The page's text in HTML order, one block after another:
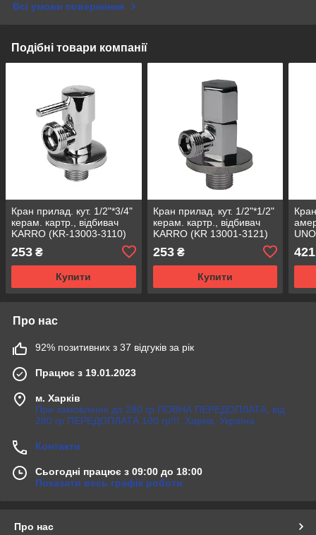
Всі умови повернення
Подібні товари компанії
Кран прилад. кут. 1/2"*3/4"
керам. картр., відбивач
KARRO (KR-13003-3110)
253 ₴
Купити
Кран прилад. кут. 1/2"*1/2"
керам. картр., відбивач
KARRO (KR 13001-3121)
253₴
Купити
421
Про нас
92% позитивних з 37 відгуків за рік
Працює з 19.01.2023
м. Харків
При замовленні до 280 гр ПОВНА ПЕРЕДОПЛАТА, від
280 гр ПЕРЕДОПЛАТА 100 гр!!!, Харків, Україна
Контакти
Сьогодні працює з 09:00 до 18:00
Показати весь графік роботи
Про нас